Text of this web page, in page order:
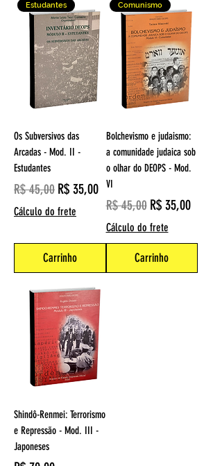
Estudantes
Os Subversivos das
Arcadas - Mod. II -
Estudantes
Preço normal
R$ 45,00 Preço promocional
R$ 35,00
Cálculo do frete
Carrinho
Comunismo
Bolchevismo e judaismo:
a comunidade judaica sob
o olhar do DEOPS - Mod.
VI
Preço normal
R$ 45,00 Preço
R$ 35,00
Cálculo do frete
Carrinho
Shindô-Renmei: Terrorismo
e Repressão - Mod. III -
Japoneses